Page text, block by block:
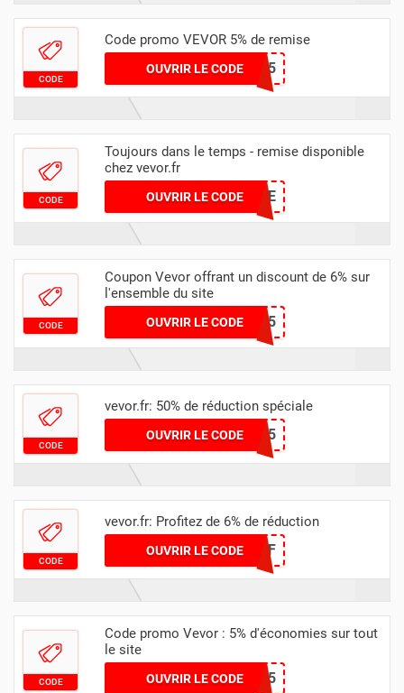
CODE
Code promo VEVOR 5% de remise
OUVRIR LE CODE
BRAVOPROMO5
CODE
Toujours dans le temps - remise disponible
chez vevor.fr
OUVRIR LE CODEFALLSALE
CODE
Coupon Vevor offrant un discount de 6% sur
l'ensemble du site
OUVRIR LE CODE
VEVOR2025
CODE
vevor.fr: 50% de réduction spéciale
OUVRIR LE CODEVTOFF5
CODE
vevor.fr: Profitez de 6% de réduction
OUVRIR LE CODEVM5OFF
CODE
Code promo Vevor : 5% d'économies sur tout
le site
OUVRIR LE CODE
EVERYSAVING5